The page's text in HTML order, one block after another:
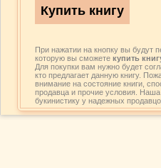
При нажатии на кнопку вы будут
которую вы сможете купить
Для покупки вам нужно будет
кто предлагает данную книгу.
внимание на состояние книги,
продавца и прочие условия.
букинистику у надежных